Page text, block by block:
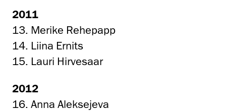
2011
13. Merike Rehepapp
14. Liina Ernits
15. Lauri Hirvesaar
2012
16. Anna Aleksejeva